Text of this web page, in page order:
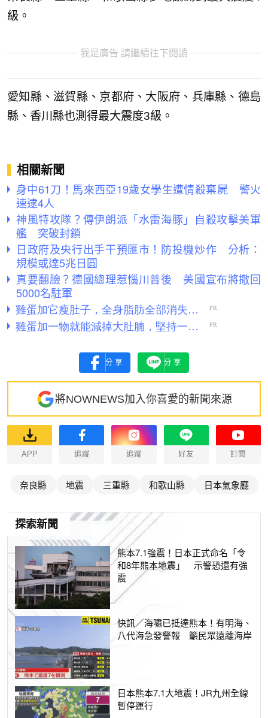
級。
我是廣告 請繼續往下閱讀
愛知縣、滋賀縣、京都府、大阪府、兵庫縣、德島
縣、香川縣也測得最大震度3級。
相關新聞
身中61刀！馬來西亞19歲女學生遭情殺棄屍 警火
速逮4人
神風特攻隊？傳伊朗派「水雷海豚」自殺攻擊美軍
艦 突破封鎖
日政府及央行出手干預匯市！防投機炒作 分析：
規模或達5兆日圓
真要翻臉？德國總理惹惱川普後 美國宣布將撤回
5000名駐軍
分享 分享
將NOWNEWS加入你喜愛的新聞來源
APP 追蹤 追蹤 好友 訂閱
奈良縣 地震 三重縣 和歌山縣 日本氣象廳
探索新聞
熊本7.1強震！日本正式命名「令
和8年熊本地震」 示警恐還有強
震
快訊／海嘯已抵達熊本！有明海、
八代海急發警報 籲民眾遠離海岸
日本熊本7.1大地震！JR九州全線
暫停運行